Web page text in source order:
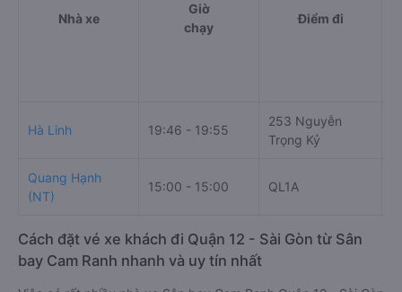
Nhà xe
Giờ
chạy
Điểm đi
Hà Linh 19:46 - 19:55
253 Nguyễn
Trọng Kỷ
Quang Hạnh
(NT)
15:00 - 15:00 QL1A
Cách đặt vé xe khách đi Quận 12 - Sài Gòn từ Sân
bay Cam Ranh nhanh và uy tín nhất